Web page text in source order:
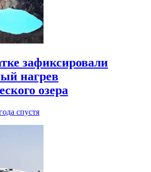
зафиксировали
нагрев
озера
спустя